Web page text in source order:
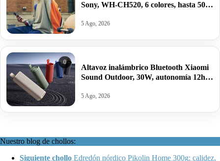
Sony, WH-CH520, 6 colores, hasta 50h
27,50€.
5 Ago, 2026
0
Altavoz inalámbrico Bluetooth Xiaomi
Sound Outdoor, 30W, autonomía 12h,
5 Ago, 2026
Nuestro blog de chollos:
Siguiente chollo Edredón nórdico Pikolin Home 300g: calidez,